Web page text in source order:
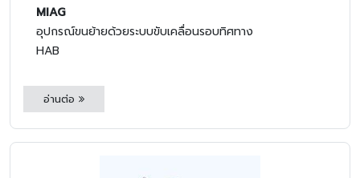
MIAG
อุปกรณ์ขนย้ายด้วยระบบขับเคลื่อนรอบทิศทาง
HAB
อ่านต่อ